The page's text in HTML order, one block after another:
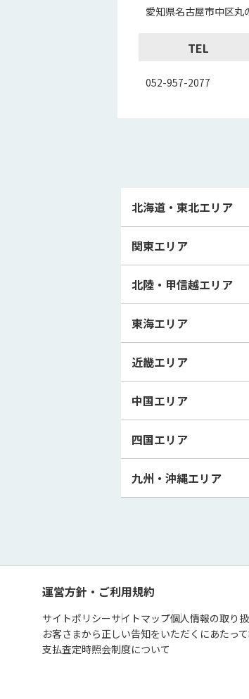
愛知県名古屋市中区
TEL
052-957-2077
北海道・東北エリア
関東エリア
北陸・甲信越エリア
東海エリア
近畿エリア
中国エリア
四国エリア
九州・沖縄エリア
運営方針・ご利用規約
サイトポリシーサイトマップ個人情報の取り
お客さまから正しい告知をいただくにあたって
支払査定時照会制度について